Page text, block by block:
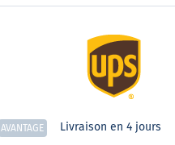
AVANTAGE Livraison en 4 jours